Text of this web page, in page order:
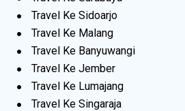
Travel Ke Sidoarjo
Travel Ke Malang
Travel Ke Banyuwangi
Travel Ke Jember
Travel Ke Lumajang
Travel Ke Singaraja